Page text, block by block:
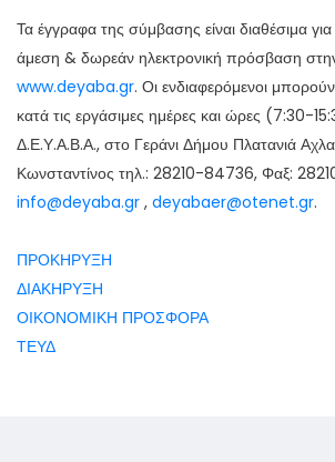
Τα έγγραφα της σύμβασης είναι διαθέσιμα
άμεση & δωρεάν ηλεκτρονική πρόσβαση
www.deyaba.gr. Οι ενδιαφερόμενοι
κατά τις εργάσιμες ημέρες και ώρες (7:30-
Δ.Ε.Υ.Α.Β.Α., στο Γεράνι Δήμου Πλατανιά
Κωνσταντίνος τηλ.: 28210-84736, Φαξ:
info@deyaba.gr , deyabaer@otenet.gr.
ΠΡΟΚΗΡΥΞΗ
ΔΙΑΚΗΡΥΞΗ
ΟΙΚΟΝΟΜΙΚΗ ΠΡΟΣΦΟΡΑ
ΤΕΥΔ